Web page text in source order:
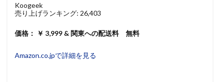
Koogeek
売り上げランキング: 26,403
価格： ￥ 3,999 & 関東への配送料 無料
Amazon.co.jpで詳細を見る